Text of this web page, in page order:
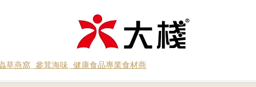
草燕窩, 參茸海味, 健康食品專業食材商